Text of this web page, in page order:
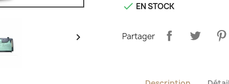

 EN STOCK
Partager